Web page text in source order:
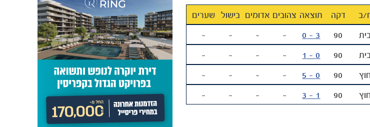
דקה תוצאה צהובים אדומים בישול
שערים
90
3 - 0
-
-
-
-
90
0 - 1
-
-
-
-
חוץ 90
0 - 5
-
-
-
-
חוץ 90
1 - 3
-
-
-
-